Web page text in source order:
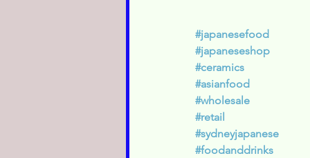
#japanesefood
#japaneseshop
#ceramics
#asianfood
#wholesale
#retail
#sydneyjapanese
#foodanddrinks